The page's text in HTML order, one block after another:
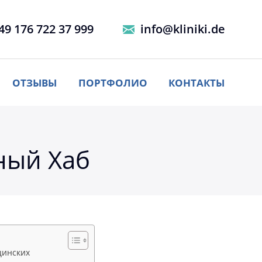
176 722 37 999 info@kliniki.de
ОТЗЫВЫ ПОРТФОЛИО КОНТАКТЫ
Хаб